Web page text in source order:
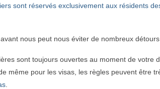
sont réservés exclusivement aux résidents
nous peut nous éviter de nombreux
sont toujours ouvertes au moment de votre
même pour les visas, les règles peuvent être